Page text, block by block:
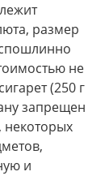
размер
не
(250 г
запрещен
некоторых
и